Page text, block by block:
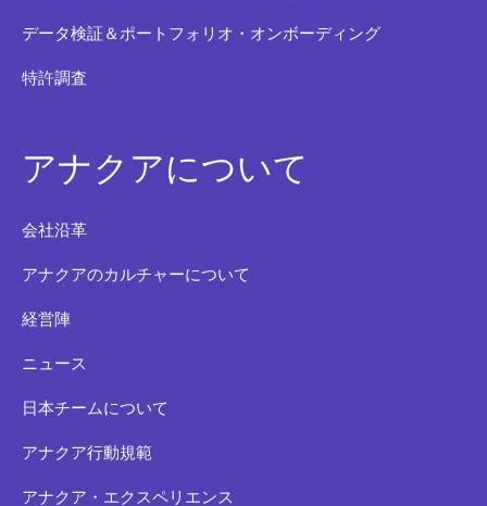
データ検証＆ポートフォリオ・オンボーディング
特許調査
アナクアについて
会社沿革
アナクアのカルチャーについて
経営陣
ニュース
日本チームについて
アナクア行動規範
アナクア・エクスペリエンス